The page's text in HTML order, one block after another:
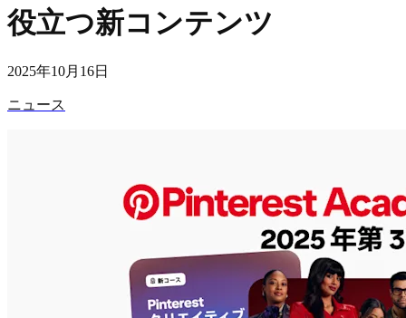
役立つ新コンテンツ
2025年10月16日
ニュース